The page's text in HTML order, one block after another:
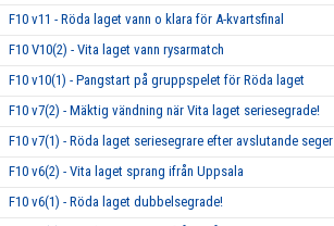
F10 v11 - Röda laget vann o klara för A-kvartsfinal
F10 V10(2) - Vita laget vann rysarmatch
F10 v10(1) - Pangstart på gruppspelet för Röda laget
F10 v7(2) - Mäktig vändning när Vita laget seriesegrade!
F10 v7(1) - Röda laget seriesegrare efter avslutande seger
F10 v6(2) - Vita laget sprang ifrån Uppsala
F10 v6(1) - Röda laget dubbelsegrade!